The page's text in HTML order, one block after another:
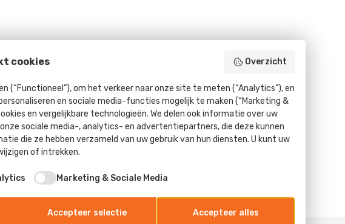
cookies Overzicht
(“Functioneel”), om het verkeer naar onze site te meten (“Analytics”), en
en sociale media-functies mogelijk te maken (“Marketing &
en vergelijkbare technologieën. We delen ook informatie over uw
sociale media-, analytics- en advertentiepartners, die deze kunnen
die ze hebben verzameld van uw gebruik van hun diensten. U kunt uw
of intrekken.
Marketing & Sociale Media
Accepteer selectie Accepteer alles